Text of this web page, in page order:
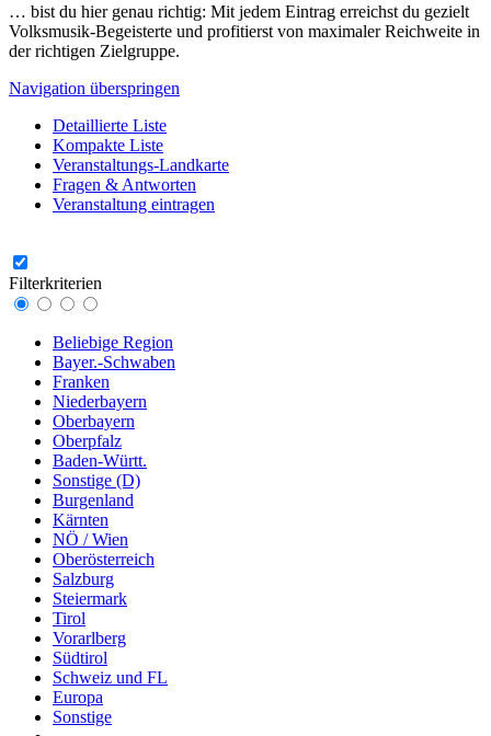
… bist du hier genau richtig: Mit jedem Eintrag erreichst du gezielt
Volksmusik-Begeisterte und profitierst von maximaler Reichweite in
der richtigen Zielgruppe.
Navigation überspringen
Detaillierte Liste
Kompakte Liste
Veranstaltungs-Landkarte
Fragen & Antworten
Veranstaltung eintragen
Filterkriterien
Beliebige Region
Bayer.-Schwaben
Franken
Niederbayern
Oberbayern
Oberpfalz
Baden-Württ.
Sonstige (D)
Burgenland
Kärnten
NÖ / Wien
Oberösterreich
Salzburg
Steiermark
Tirol
Vorarlberg
Südtirol
Schweiz und FL
Europa
Sonstige